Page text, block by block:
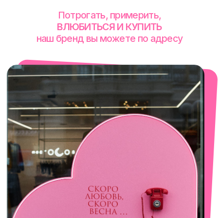
Сочи
Село Эстосадок, ТРЦ Горки Молл,
Горная Карусель, 3
+7 (919) 374-04-04
с 10-00 до 22-00
смотреть в Яндекс. Картах